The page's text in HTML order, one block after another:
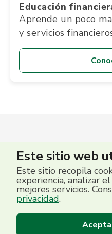
Educación
Aprende un poco
y servicios
Este sitio web
Este sitio recopila
experiencia, analizar
mejores servicios.
privacidad.